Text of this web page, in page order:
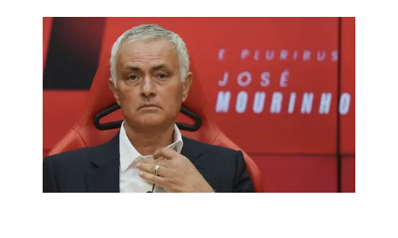
Jose Mourinho saat diperkenalkan sebagai pelatih
Benfica. (AP Photo/Ana Brigida)